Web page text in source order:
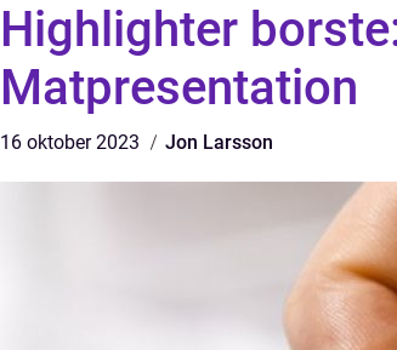
Highlighter
Matpresentation
16 oktober 2023 Jon Larsson